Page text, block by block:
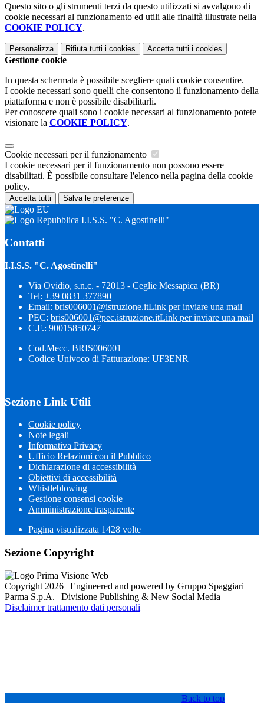
Questo sito o gli strumenti terzi da questo utilizzati si avvalgono di
cookie necessari al funzionamento ed utili alle finalità illustrate nella
COOKIE POLICY.
Personalizza Rifiuta tutti i cookies Accetta tutti i cookies
Gestione cookie
In questa schermata è possibile scegliere quali cookie consentire.
I cookie necessari sono quelli che consentono il funzionamento della
piattaforma e non è possibile disabilitarli.
Per conoscere quali sono i cookie necessari al funzionamento potete
visionare la COOKIE POLICY.
Cookie necessari per il funzionamento
I cookie necessari per il funzionamento non possono essere
disabilitati. È possibile consultare l'elenco nella pagina della cookie
policy.
Accetta tutti Salva le preferenze
I.I.S.S. "C. Agostinelli"
Contatti
I.I.S.S. "C. Agostinelli"
Via Ovidio, s.n.c. - 72013 - Ceglie Messapica (BR)
Tel: +39 0831 377890
Email: bris006001@istruzione.itLink per inviare una mail
PEC: bris006001@pec.istruzione.itLink per inviare una mail
C.F.: 90015850747
Cod.Mecc. BRIS006001
Codice Univoco di Fatturazione: UF3ENR
Sezione Link Utili
Cookie policy
Note legali
Informativa Privacy
Ufficio Relazioni con il Pubblico
Dichiarazione di accessibilità
Obiettivi di accessibilità
Whistleblowing
Gestione consensi cookie
Amministrazione trasparente
Pagina visualizzata 1428 volte
Sezione Copyright
Copyright 2026 | Engineered and powered by Gruppo Spaggiari
Parma S.p.A. | Divisione Publishing & New Social Media
Disclaimer trattamento dati personali
Back to top